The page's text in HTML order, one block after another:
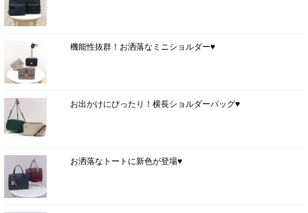
機能性抜群！お洒落なミニショルダー♥
お出かけにぴったり！横長ショルダーバッグ♥
お洒落なトートに新色が登場♥